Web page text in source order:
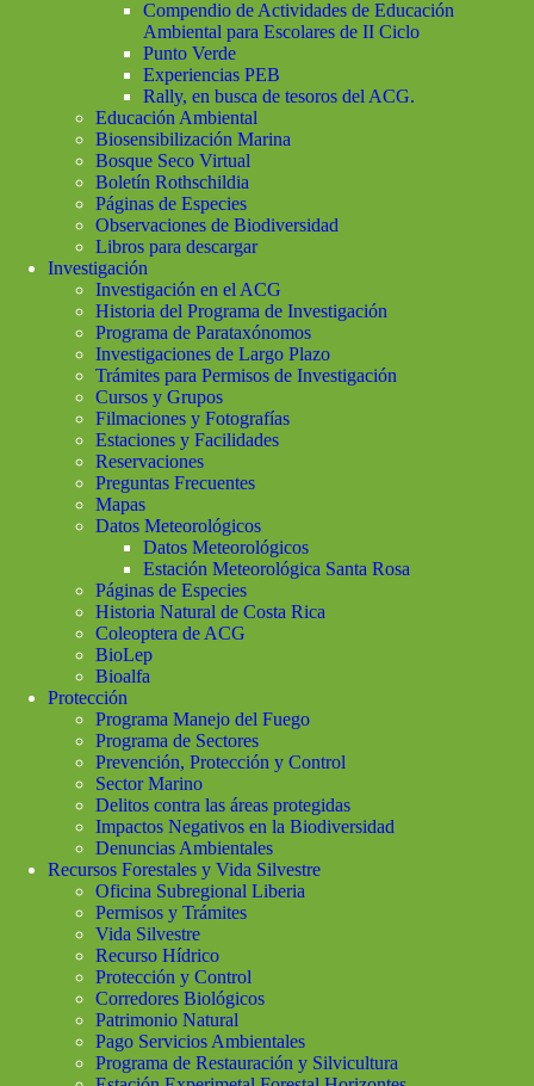
Compendio de Actividades de Educación
Ambiental para Escolares de II Ciclo
Punto Verde
Experiencias PEB
Rally, en busca de tesoros del ACG.
Educación Ambiental
Biosensibilización Marina
Bosque Seco Virtual
Boletín Rothschildia
Páginas de Especies
Observaciones de Biodiversidad
Libros para descargar
Investigación
Investigación en el ACG
Historia del Programa de Investigación
Programa de Parataxónomos
Investigaciones de Largo Plazo
Trámites para Permisos de Investigación
Cursos y Grupos
Filmaciones y Fotografías
Estaciones y Facilidades
Reservaciones
Preguntas Frecuentes
Mapas
Datos Meteorológicos
Datos Meteorológicos
Estación Meteorológica Santa Rosa
Páginas de Especies
Historia Natural de Costa Rica
Coleoptera de ACG
BioLep
Bioalfa
Protección
Programa Manejo del Fuego
Programa de Sectores
Prevención, Protección y Control
Sector Marino
Delitos contra las áreas protegidas
Impactos Negativos en la Biodiversidad
Denuncias Ambientales
Recursos Forestales y Vida Silvestre
Oficina Subregional Liberia
Permisos y Trámites
Vida Silvestre
Recurso Hídrico
Protección y Control
Corredores Biológicos
Patrimonio Natural
Pago Servicios Ambientales
Programa de Restauración y Silvicultura